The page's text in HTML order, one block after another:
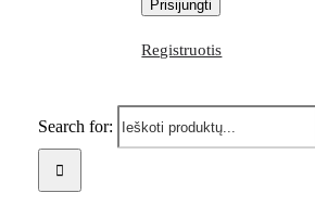
Registruotis
Search for: